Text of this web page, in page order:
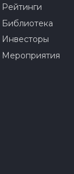
Рейтинги
Библиотека
Инвесторы
Мероприятия